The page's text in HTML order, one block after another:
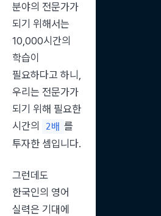
분야의 전문가가
되기 위해서는
10,000시간의
학습이
필요하다고 하니,
우리는 전문가가
되기 위해 필요한
시간의
2배 를
투자한 셈입니다.
그런데도
한국인의 영어
실력은 기대에